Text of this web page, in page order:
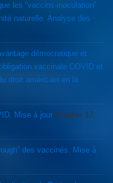
les “vaccins-inoculation”
naturelle. Analyse des
démocratique et
vaccinale COVID et
droit américain en la
Mise à jour October 17,
des vaccinés. Mise à